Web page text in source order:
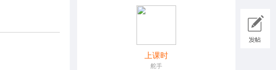
上课时
舵手